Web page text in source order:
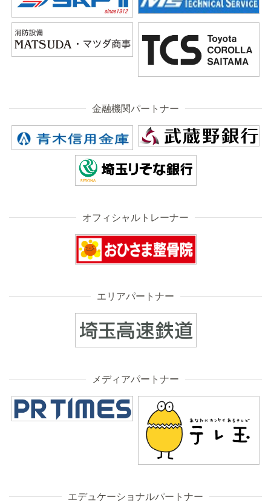
金融機関パートナー
オフィシャルトレーナー
エリアパートナー
メディアパートナー
エデュケーショナルパートナー